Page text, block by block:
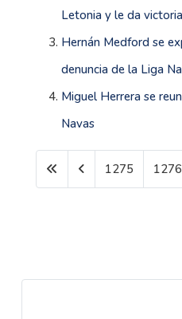
Letonia y le da
Hernán Medford se
denuncia de la Liga
Miguel Herrera se
Navas
1275 1276